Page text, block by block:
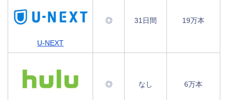
U-NEXT
◎ 31日間 19万本
◎ なし 6万本